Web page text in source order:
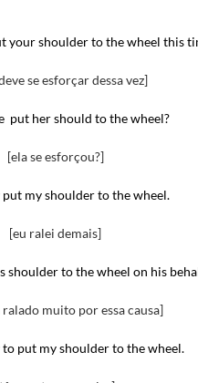
your shoulder to the wheel this
se esforçar dessa vez]
put her should to the wheel?
[ela se esforçou?]
put my shoulder to the wheel.
[eu ralei demais]
shoulder to the wheel on his
ralado muito por essa causa]
to put my shoulder to the wheel.